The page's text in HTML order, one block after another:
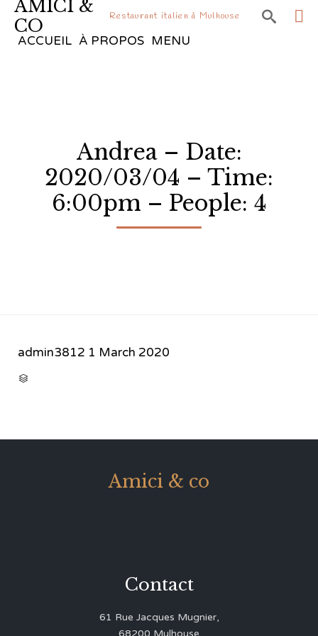
AMICI &
CO
Restaurant italien à Mulhouse 
ACCUEIL À PROPOS MENU
Andrea – Date:
2020/03/04 – Time:
6:00pm – People: 4
admin3812 1 March 2020

Amici & co
Contact
61 Rue Jacques Mugnier,